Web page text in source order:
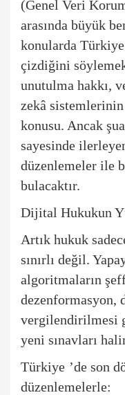
(Genel Veri
arasında büyük
konularda Türkiye
çizdiğini sö
unutulma hakkı,
zekâ sistemlerinin
konusu. Ancak
sayesinde
düzenlemeler ile
bulacaktır.
Dijital Hukukun
Artık hukuk
sınırlı değil.
algoritmaların
dezenformasyon,
vergilendirilmesi
yeni sınavları
Türkiye ’de son d
düzenlemelerle: